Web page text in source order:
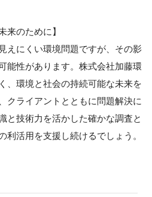
来のために】
えにくい環境問題ですが、その影
能性があります。株式会社加藤環
、環境と社会の持続可能な未来を
クライアントとともに問題解決に
と技術力を活かした確かな調査と
利活用を支援し続けるでしょう。